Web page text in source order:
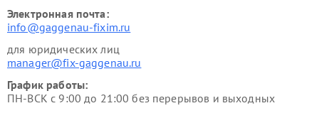
Электронная почта:
info@gaggenau-fixim.ru
для юридических лиц
manager@fix-gaggenau.ru
График работы:
ПН-ВСК с 9:00 до 21:00 без перерывов и выходных